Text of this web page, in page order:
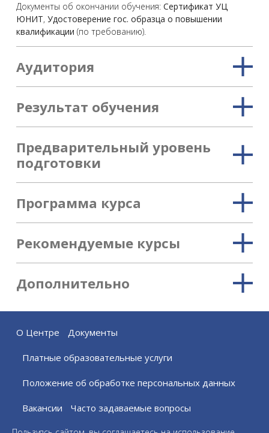
Документы об окончании обучения: Сертификат УЦ
ЮНИТ, Удостоверение гос. образца о повышении
квалификации (по требованию).
Аудитория
Результат обучения
Предварительный уровень
подготовки
Программа курса
Рекомендуемые курсы
Дополнительно
О Центре Документы
Платные образовательные услуги
Положение об обработке персональных данных
Вакансии Часто задаваемые вопросы